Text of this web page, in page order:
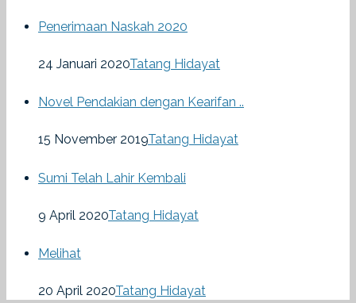
Penerimaan Naskah 2020
24 Januari 2020Tatang Hidayat
Novel Pendakian dengan Kearifan ..
15 November 2019Tatang Hidayat
Sumi Telah Lahir Kembali
9 April 2020Tatang Hidayat
Melihat
20 April 2020Tatang Hidayat